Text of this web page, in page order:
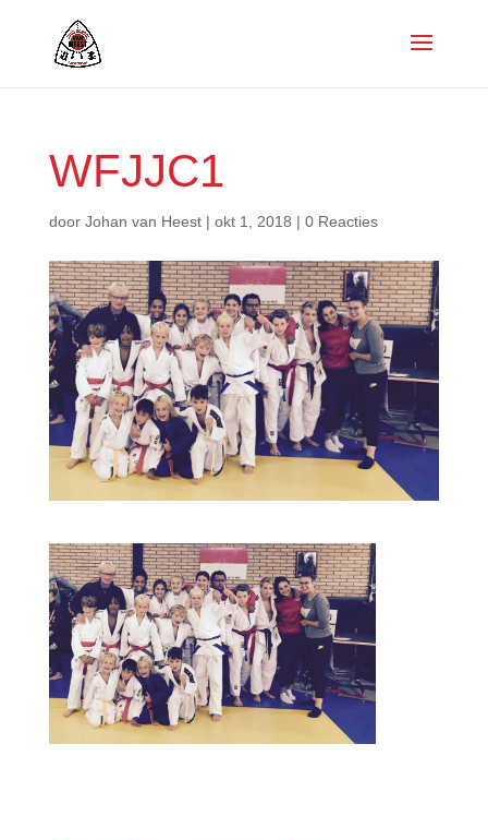
WFJJC1
door Johan van Heest| okt 1, 2018 | 0 Reacties